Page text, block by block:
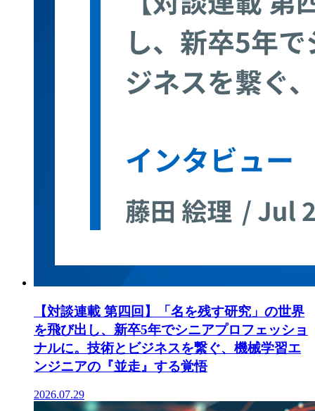
【対談連載 第四回】「名を残す研究」の世界
を飛び出し、新卒5年でシニアプロフェッショ
ナルに。技術とビジネスを繋ぐ、機械学習エ
ンジニアの『並走』する覚悟
2026.07.29